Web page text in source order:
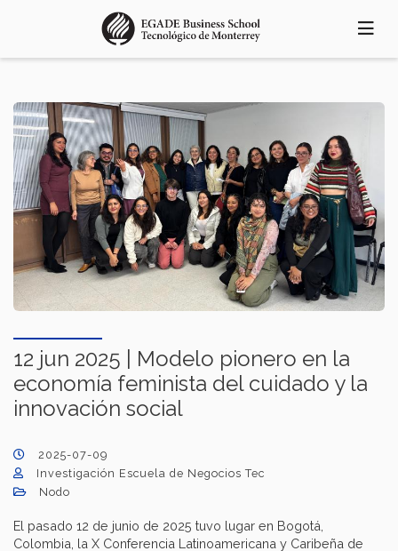
principal
12 jun 2025 | Modelo pionero en la
economía feminista del cuidado y la
innovación social
2025-07-09
Investigación Escuela de Negocios Tec
Nodo
El pasado 12 de junio de 2025 tuvo lugar en Bogotá,
Colombia, la X Conferencia Latinoamericana y Caribeña de